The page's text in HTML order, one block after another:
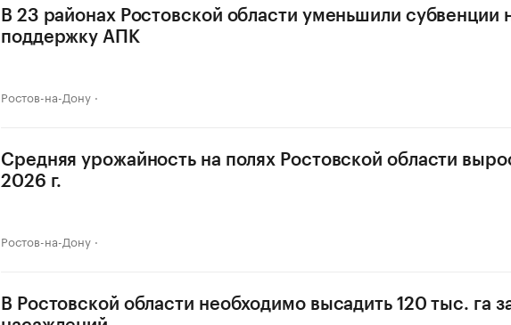
В 23 районах Ростовской области уменьшили субвенции
поддержку АПК
Ростов-на-Дону
Средняя урожайность на полях Ростовской области
2026 г.
Ростов-на-Дону
В Ростовской области необходимо высадить 120 тыс. га